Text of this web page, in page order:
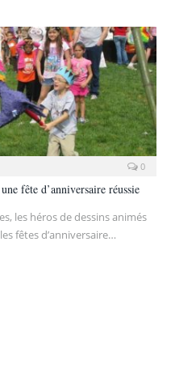
0
fête d’anniversaire réussie
les héros de dessins animés
fêtes d’anniversaire…